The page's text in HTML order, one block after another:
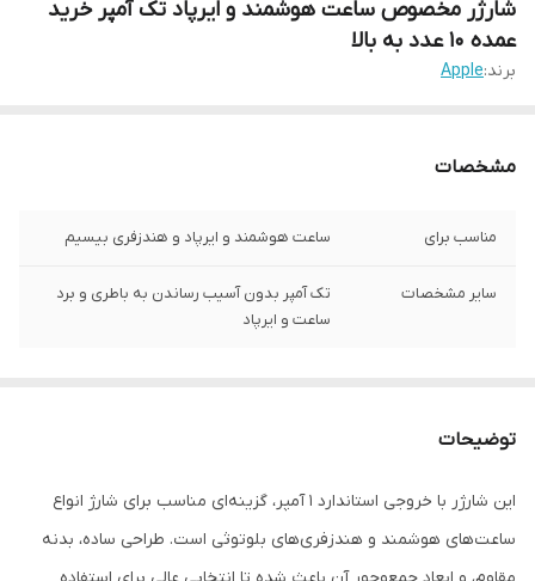
شارژر مخصوص ساعت هوشمند و ایرپاد تک آمپر خرید
عمده ۱۰ عدد به بالا
برند:Apple
مشخصات
مناسب برای ساعت هوشمند و ایرپاد و هندزفری بیسیم
سایر مشخصات
تک آمپر بدون آسیب رساندن به باطری و برد
ساعت و ایرپاد
توضیحات
این شارژر با خروجی استاندارد 1 آمپر، گزینه‌ای مناسب برای شارژ انواع
ساعت‌های هوشمند و هندزفری‌های بلوتوثی است. طراحی ساده، بدنه